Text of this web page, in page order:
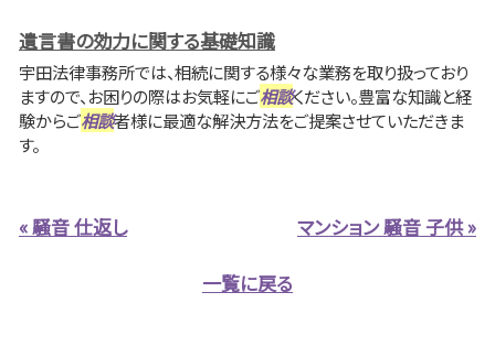
遺言書の効力に関する基礎知識
宇田法律事務所では、相続に関する様々な業務を取り扱っており
ますので、お困りの際はお気軽にご相談ください。豊富な知識と経
験からご相談者様に最適な解決方法をご提案させていただきま
す。
« 騒音 仕返し マンション 騒音 子供 »
一覧に戻る